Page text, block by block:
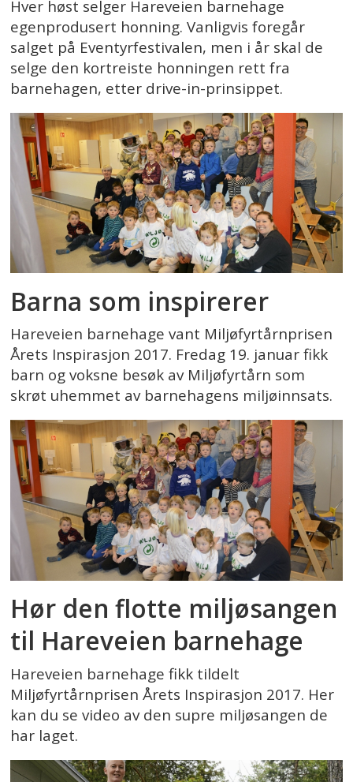
Hver høst selger Hareveien barnehage
egenprodusert honning. Vanligvis foregår
salget på Eventyrfestivalen, men i år skal de
selge den kortreiste honningen rett fra
barnehagen, etter drive-in-prinsippet.
Barna som inspirerer
Hareveien barnehage vant Miljøfyrtårnprisen
Årets Inspirasjon 2017. Fredag 19. januar fikk
barn og voksne besøk av Miljøfyrtårn som
skrøt uhemmet av barnehagens miljøinnsats.
Hør den flotte miljøsangen
til Hareveien barnehage
Hareveien barnehage fikk tildelt
Miljøfyrtårnprisen Årets Inspirasjon 2017. Her
kan du se video av den supre miljøsangen de
har laget.